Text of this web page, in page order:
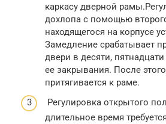
каркасу дверной
дохлопа с помощью
находящегося на корпусе
Замедление срабатывает
двери в десяти,
ее закрывания. После
притягивается к раме.
Регулировка открытого
длительное время